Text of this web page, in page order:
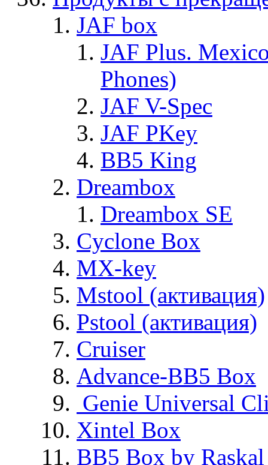
JAF box
JAF Plus.
Phones)
JAF V-Spec
JAF PKey
BB5 King
Dreambox
Dreambox SE
Cyclone Box
MX-key
Mstool (активация)
Pstool (активация)
Cruiser
Advance-BB5 Box
Genie Universal
Xintel Box
BB5 Box by Raskal